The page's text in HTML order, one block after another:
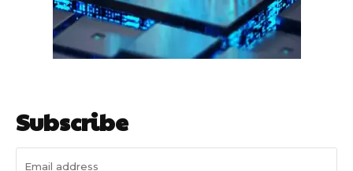
हर खाते के बदले मिलते थे 20 से 25 हजार
Subscribe